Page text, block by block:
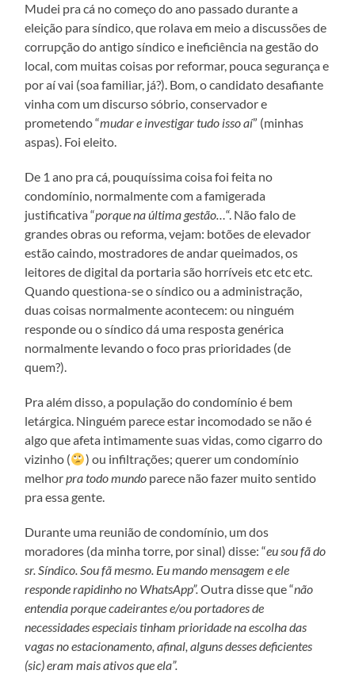
Mudei pra cá no começo do ano passado durante a
eleição para síndico, que rolava em meio a discussões de
corrupção do antigo síndico e ineficiência na gestão do
local, com muitas coisas por reformar, pouca segurança e
por aí vai (soa familiar, já?). Bom, o candidato desafiante
vinha com um discurso sóbrio, conservador e
prometendo “mudar e investigar tudo isso aí” (minhas
aspas). Foi eleito.
De 1 ano pra cá, pouquíssima coisa foi feita no
condomínio, normalmente com a famigerada
justificativa “porque na última gestão…“. Não falo de
grandes obras ou reforma, vejam: botões de elevador
estão caindo, mostradores de andar queimados, os
leitores de digital da portaria são horríveis etc etc etc.
Quando questiona-se o síndico ou a administração,
duas coisas normalmente acontecem: ou ninguém
responde ou o síndico dá uma resposta genérica
normalmente levando o foco pras prioridades (de
quem?).
Pra além disso, a população do condomínio é bem
letárgica. Ninguém parece estar incomodado se não é
algo que afeta intimamente suas vidas, como cigarro do
vizinho (
) ou infiltrações; querer um condomínio
melhorpra todo mundo parece não fazer muito sentido
pra essa gente.
Durante uma reunião de condomínio, um dos
moradores (da minha torre, por sinal) disse: “eu sou fã do
sr. Síndico. Sou fã mesmo. Eu mando mensagem e ele
responde rapidinho no WhatsApp”.Outra disse que “não
entendia porque cadeirantes e/ou portadores de
necessidades especiais tinham prioridade na escolha das
vagas no estacionamento, afinal, alguns desses deficientes
(sic) eram mais ativos que ela”.